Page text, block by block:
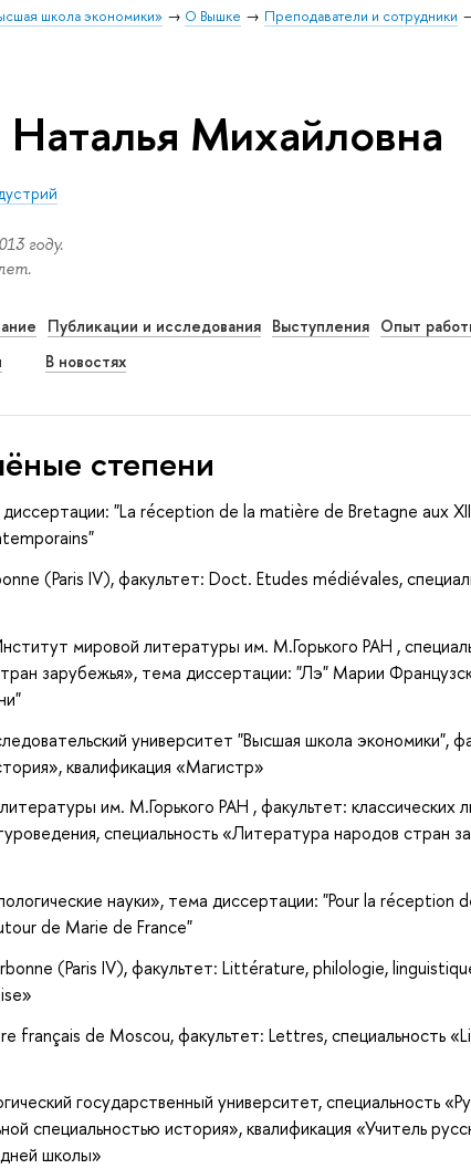
школа экономики» О Вышке Преподаватели и сотрудники
Михайловна
году.
Публикации и исследования Выступления Опыт
В новостях
степени
"La réception de la matière de Bretagne aux
(Paris IV), факультет: Doct. Etudes médiévales,
мировой литературы им. М.Горького РАН ,
зарубежья», тема диссертации: "Лэ" Марии
университет "Высшая школа экономики",
квалификация «Магистр»
им. М.Горького РАН , факультет: классических
специальность «Литература народов стран
науки», тема диссертации: "Pour la réception
de Marie de France"
(Paris IV), факультет: Littérature, philologie,
français de Moscou, факультет: Lettres, специальность
государственный университет, специальность
специальностью история», квалификация «Учитель
школы»